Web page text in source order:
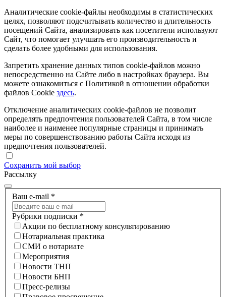
Аналитические cookie-файлы необходимы в статистических
целях, позволяют подсчитывать количество и длительность
посещений Сайта, анализировать как посетители используют
Сайт, что помогает улучшать его производительность и
сделать более удобными для использования.
Запретить хранение данных типов cookie-файлов можно
непосредственно на Сайте либо в настройках браузера. Вы
можете ознакомиться с Политикой в отношении обработки
файлов Cookie здесь.
Отключение аналитических cookie-файлов не позволит
определять предпочтения пользователей Сайта, в том числе
наиболее и наименее популярные страницы и принимать
меры по совершенствованию работы Сайта исходя из
предпочтения пользователей.
Сохранить мой выбор
Рассылку
Ваш e-mail *
Рубрики подписки *
Акции по бесплатному консультированию
Нотариальная практика
СМИ о нотариате
Мероприятия
Новости ТНП
Новости БНП
Пресс-релизы